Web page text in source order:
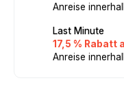
Anreise
Last Minute
17,5 % Rabatt
Anreise